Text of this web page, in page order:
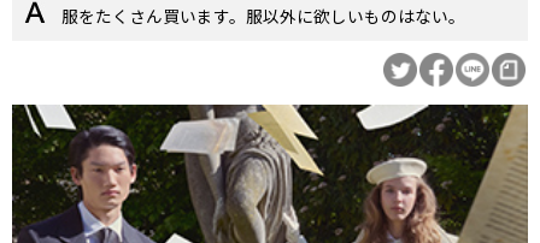
服をたくさん買います。服以外に欲しいものはない。